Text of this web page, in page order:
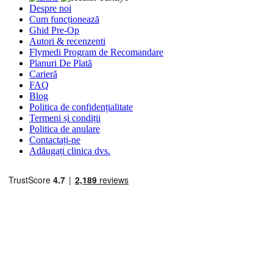
Despre noi
Cum funcționează
Ghid Pre-Op
Autori & recenzenti
Flymedi Program de Recomandare
Planuri De Plată
Carieră
FAQ
Blog
Politica de confidențialitate
Termeni și condiții
Politica de anulare
Contactați-ne
Adăugați clinica dvs.